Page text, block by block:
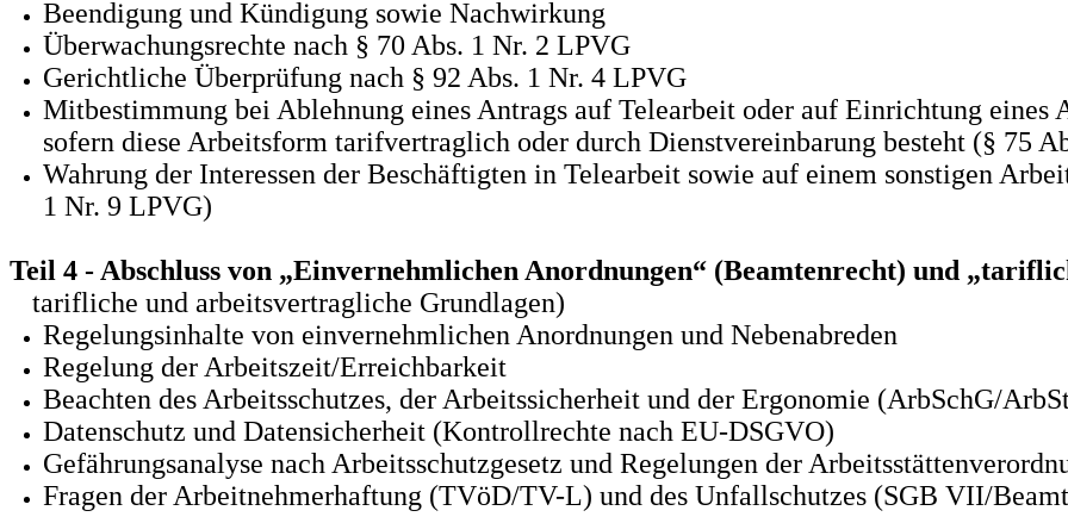
Beendigung und Kündigung sowie Nachwirkung
Überwachungsrechte nach § 70 Abs. 1 Nr. 2 LPVG
Gerichtliche Überprüfung nach § 92 Abs. 1 Nr. 4 LPVG
Mitbestimmung bei Ablehnung eines Antrags auf Telearbeit oder auf Einrichtung eines
sofern diese Arbeitsform tarifvertraglich oder durch Dienstvereinbarung besteht (§ 75
Wahrung der Interessen der Beschäftigten in Telearbeit sowie auf einem sonstigen
1 Nr. 9 LPVG)
Teil 4 - Abschluss von „Einvernehmlichen Anordnungen“ (Beamtenrecht) und
tarifliche und arbeitsvertragliche Grundlagen)
Regelungsinhalte von einvernehmlichen Anordnungen und Nebenabreden
Regelung der Arbeitszeit/Erreichbarkeit
Beachten des Arbeitsschutzes, der Arbeitssicherheit und der Ergonomie (ArbSchG/
Datenschutz und Datensicherheit (Kontrollrechte nach EU-DSGVO)
Gefährungsanalyse nach Arbeitsschutzgesetz und Regelungen der
Fragen der Arbeitnehmerhaftung (TVöD/TV-L) und des Unfallschutzes (SGB VII/